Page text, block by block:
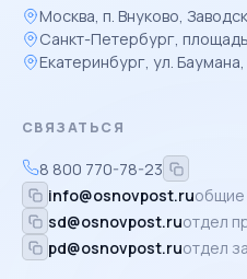
Москва, п. Внуково,
Санкт-Петербург,
Екатеринбург, ул.
СВЯЗАТЬСЯ
8 800 770-78-23
info@osnovpost.ruобщие
sd@osnovpost.ruотдел
pd@osnovpost.ruотдел